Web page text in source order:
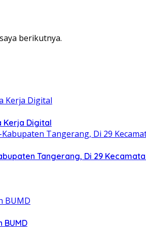
berikutnya.
Kerja Digital
Tangerang, Di 29